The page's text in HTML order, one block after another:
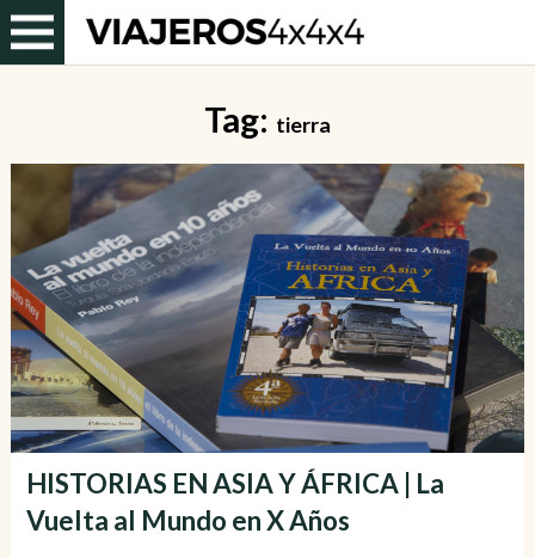
Tag: tierra
HISTORIAS EN ASIA Y ÁFRICA | La
Vuelta al Mundo en X Años